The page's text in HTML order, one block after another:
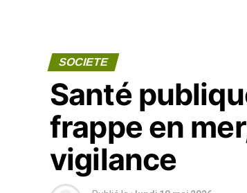
SOCIETE
Santé
frappe en
vigilance